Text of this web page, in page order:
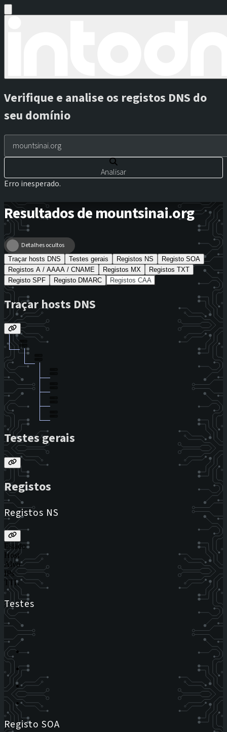
Verifique e analise os registos DNS do
seu domínio
Analisar
Erro inesperado.
Resultados de mountsinai.org
Detalhes ocultos
Traçar hosts DNS Testes gerais Registos NS
Registo SOA
Registos A / AAAA / CNAME
Registos MX
Registos TXT
Registo SPF
Registo DMARC Registos CAA
Traçar hosts DNS
Testes gerais
Registos
Registos NS
Estado
Host
Alvo
IPs
TTL
Testes
Registo SOA